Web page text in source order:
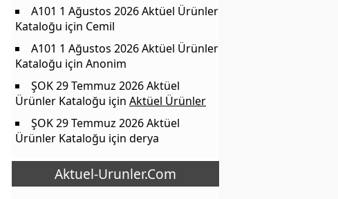
A101 1 Ağustos 2026 Aktüel Ürünler
Kataloğu için Cemil
A101 1 Ağustos 2026 Aktüel Ürünler
Kataloğu için Anonim
ŞOK 29 Temmuz 2026 Aktüel
Ürünler Kataloğu için Aktüel Ürünler
ŞOK 29 Temmuz 2026 Aktüel
Ürünler Kataloğu için derya
Aktuel-Urunler.Com